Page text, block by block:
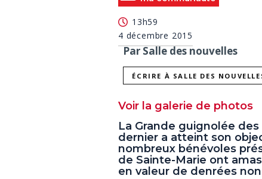
13h59
4 décembre 2015
Par Salle des nouvelles
ÉCRIRE À SALLE DES
Voir la galerie de photos
La Grande guignolée
dernier a atteint son
nombreux bénévoles
de Sainte-Marie ont
en valeur de denrées